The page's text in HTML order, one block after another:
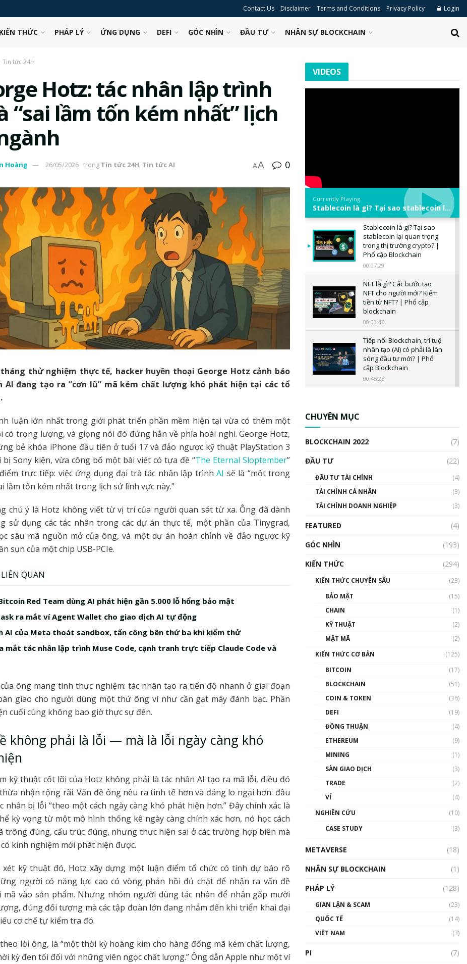
Contact Us Disclaimer Terms and Conditions Privacy Policy Login
KIẾN THỨC PHÁP LÝ ỨNG DỤNG DEFI GÓC NHÌN ĐẦU TƯ NHÂN SỰ BLOCKCHAIN
Tin tức 24H
Hotz: tác nhân lập trình
“sai lầm tốn kém nhất” lịch
Hoàng 26/05/2026 trong Tin tức 24H, Tin tức AI AA 0
tháng thử nghiệm thực tế, hacker huyền thoại George Hotz cảnh báo
AI đang tạo ra “cơn lũ” mã kém chất lượng khó phát hiện tại các tổ
luận lớn nhất trong giới phát triển phần mềm hiện tại vừa có thêm một
có trọng lượng, và giọng nói đó đứng hẳn về phía hoài nghi. George Hotz,
bẻ khóa iPhone đầu tiên ở tuổi 17 và đảo ngược kỹ thuật PlayStation 3
Sony kiện, vừa công bố một bài viết có tựa đề “The Eternal Sloptember”
trực tiếp: việc ứng dụng đại trà tác nhân lập trình AI sẽ là “một trong
lầm tốn kém nhất trong lịch sử lĩnh vực này.”
chú ý là Hotz không viết từ vị trí của người quan sát từ xa. Ông đã dành
sử dụng các tác nhân trong các dự án thực tế, một phần của Tinygrad,
sâu mã nguồn mở của ông, và một dự án hoàn chỉnh về đảo ngược kỹ
sụn của một chip USB-PCIe.
QUAN
Red Team dùng AI phát hiện gần 5.000 lỗ hổng bảo mật
ra mắt ví Agent Wallet cho giao dịch AI tự động
AI của Meta thoát sandbox, tấn công bên thứ ba khi kiểm thử
mắt tác nhân lập trình Muse Code, cạnh tranh trực tiếp Claude Code và
ông mang tính thực nghiệm: tác nhân tạo ra tiến độ nhanh ở giai đoạn
giao cho người dùng một thứ ông ví như cần gạt máy đánh bạc. Phần
cuối cùng không bao giờ thực sự đến.
không phải là lỗi — mà là lỗi ngày càng khó
kỹ thuật cốt lõi của Hotz không phải là tác nhân AI tạo ra mã lỗi, điều đó
nhận rộng rãi. Vấn đề ông nêu ra tinh tế hơn và đáng lo ngại hơn: đầu
nhân bị lỗi “theo một cách ngày càng khó phát hiện hơn.” Đây chính xác là
kỳ vọng từ một mô hình thống kê ngày càng chính xác hơn, nó học cách
trông đúng, cấu trúc đúng, nhưng thực hiện sai ở các trường hợp biên mà
kinh nghiệm mới phát hiện được.
xét kỹ thuật đó, Hotz xây dựng một luận điểm tổ chức có tính dự báo rõ
người có năng lực cao có vòng phản hồi đủ chặt để nhận ra vấn đề
mã vào sản phẩm. Nhưng nhóm người dùng tác nhân để nhân gấp mười
đúng đối tượng mà các tập đoàn lớn đang nhắm đến khi triển khai đại
cơ chế tự kiểm tra đó.
lời ông, là “một thời kỳ hoàng kim cho hàng đống mã kém chất lượng,
kỳ đen tối đối với những viên ngọc chất lượng.” Ông dẫn Apple như một ví
VIDEOS
Currently Playing
Stablecoin là gì? Tại sao stablecoin lại quan trọng trong thị trường crypto? | Phổ cập Blockchain
Stablecoin là gì? Tại sao
stablecoin lại quan trọng
trong thị trường crypto? |
Phổ cập Blockchain
00:07:29
NFT là gì? Các bước tạo
NFT cho người mới? Kiếm
tiền từ NFT? | Phổ cập
blockchain
00:03:46
Tiếp nối Blockchain, trí tuệ
nhân tạo (AI) có phải là làn
sóng đầu tư mới? | Phổ
cập Blockchain
00:45:25
uptrend trong năm 2023? |
Phổ cập Blockchain
00:02:14
Nhìn lại năm 2022: Những
nhân vật ảnh hưởng nhất
hệ sinh thái tiền mã hoá |
Blockchain
Nhân sự tương lại ngành
Blockchain Việt Nam | Phổ
cập Blockchain
Blockchain đang được ứng
01:34:46
CHUYÊN MỤC
BLOCKCHAIN 2022
(7)
ĐẦU TƯ
(22)
ĐẦU TƯ TÀI CHÍNH
(4)
TÀI CHÍNH CÁ NHÂN
(3)
TÀI CHÍNH DOANH NGHIỆP
(3)
FEATURED
(4)
GÓC NHÌN
(193)
KIẾN THỨC
(294)
KIẾN THỨC CHUYÊN SÂU
(23)
BẢO MẬT
(15)
CHAIN
(1)
KỸ THUẬT
(2)
MẬT MÃ
(2)
KIẾN THỨC CƠ BẢN
(125)
BITCOIN
(17)
BLOCKCHAIN
(51)
COIN & TOKEN
(36)
DEFI
(19)
ĐỒNG THUẬN
(4)
ETHEREUM
(9)
MINING
(1)
SÀN GIAO DỊCH
(3)
TRADE
(2)
VÍ
(4)
NGHIÊN CỨU
(10)
CASE STUDY
(3)
METAVERSE
(18)
NHÂN SỰ BLOCKCHAIN
(1)
PHÁP LÝ
(128)
GIAN LẬN & SCAM
(23)
QUỐC TẾ
(14)
VIỆT NAM
(3)
PI (7)